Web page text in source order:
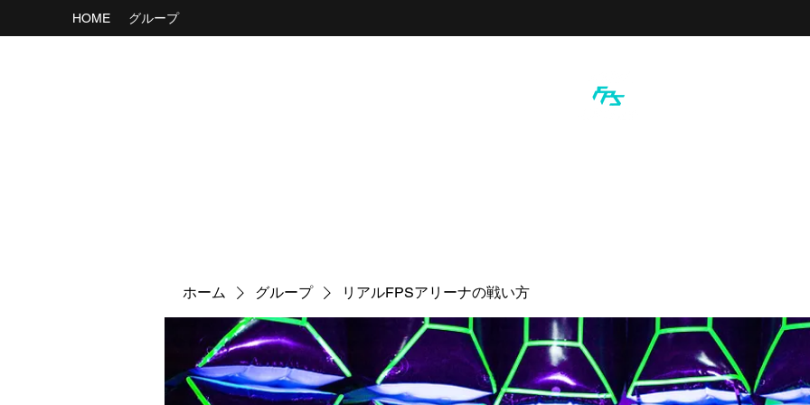
HOME グループ
ホーム グループ リアルFPSアリーナの戦い方